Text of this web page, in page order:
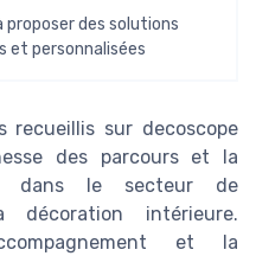
proposer des solutions
et personnalisées
recueillis sur decoscope
des parcours et la
dans le secteur de
décoration intérieure.
et la